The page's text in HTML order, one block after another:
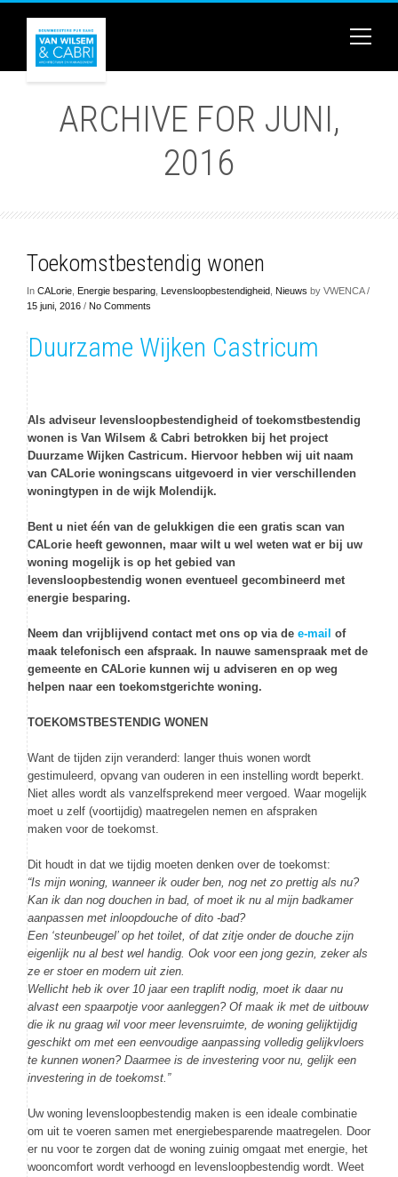
ARCHIVE FOR JUNI,
2016
Toekomstbestendig wonen
In CALorie Energie besparing Levensloopbestendigheid Nieuws by VWENCA /
15 juni, 2016 / No Comments
Duurzame Wijken Castricum
Als adviseur levensloopbestendigheid of toekomstbestendig
wonen is Van Wilsem & Cabri betrokken bij het project
Duurzame Wijken Castricum. Hiervoor hebben wij uit naam
van CALorie woningscans uitgevoerd in vier verschillenden
woningtypen in de wijk Molendijk.
Bent u niet één van de gelukkigen die een gratis scan van
CALorie heeft gewonnen, maar wilt u wel weten wat er bij uw
woning mogelijk is op het gebied van
levensloopbestendig wonen eventueel gecombineerd met
energie besparing.
Neem dan vrijblijvend contact met ons op via de e-mail of
maak telefonisch een afspraak. In nauwe samenspraak met de
gemeente en CALorie kunnen wij u adviseren en op weg
helpen naar een toekomstgerichte woning.
TOEKOMSTBESTENDIG WONEN
Want de tijden zijn veranderd: langer thuis wonen wordt
gestimuleerd, opvang van ouderen in een instelling wordt beperkt.
Niet alles wordt als vanzelfsprekend meer vergoed. Waar mogelijk
moet u zelf (voortijdig) maatregelen nemen en afspraken
maken voor de toekomst.
Dit houdt in dat we tijdig moeten denken over de toekomst:
“Is mijn woning, wanneer ik ouder ben, nog net zo prettig als nu?
Kan ik dan nog douchen in bad, of moet ik nu al mijn badkamer
aanpassen met inloopdouche of dito -bad?
Een ‘steunbeugel’ op het toilet, of dat zitje onder de douche zijn
eigenlijk nu al best wel handig. Ook voor een jong gezin, zeker als
ze er stoer en modern uit zien.
Wellicht heb ik over 10 jaar een traplift nodig, moet ik daar nu
alvast een spaarpotje voor aanleggen? Of maak ik met de uitbouw
die ik nu graag wil voor meer levensruimte, de woning gelijktijdig
geschikt om met een eenvoudige aanpassing volledig gelijkvloers
te kunnen wonen? Daarmee is de investering voor nu, gelijk een
investering in de toekomst.”
Uw woning levensloopbestendig maken is een ideale combinatie
om uit te voeren samen met energiebesparende maatregelen. Door
er nu voor te zorgen dat de woning zuinig omgaat met energie, het
wooncomfort wordt verhoogd en levensloopbestendig wordt. Weet